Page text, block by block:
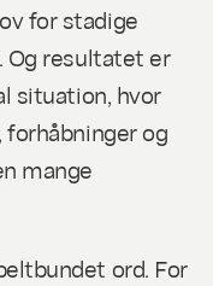
for stadige
Og resultatet er
situation, hvor
og
mange
ord. For